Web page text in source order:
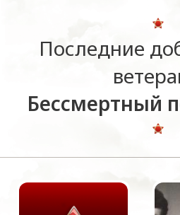
Последние
Бессмертный